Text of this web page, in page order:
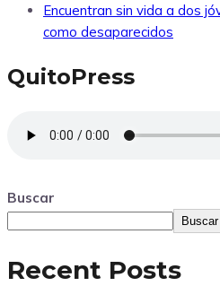
Encuentran sin vida a dos
como desaparecidos
QuitoPress
Buscar
Buscar
Recent Posts